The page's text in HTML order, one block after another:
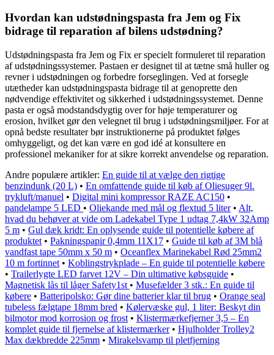
Hvordan kan udstødningspasta fra Jem og Fix
bidrage til reparation af bilens udstødning?
Udstødningspasta fra Jem og Fix er specielt formuleret til reparation
af udstødningssystemer. Pastaen er designet til at tætne små huller og
revner i udstødningen og forbedre forseglingen. Ved at forsegle
utætheder kan udstødningspasta bidrage til at genoprette den
nødvendige effektivitet og sikkerhed i udstødningssystemet. Denne
pasta er også modstandsdygtig over for høje temperaturer og
erosion, hvilket gør den velegnet til brug i udstødningsmiljøer. For at
opnå bedste resultater bør instruktionerne på produktet følges
omhyggeligt, og det kan være en god idé at konsultere en
professionel mekaniker for at sikre korrekt anvendelse og reparation.
Andre populære artikler: En guide til at vælge den rigtige
benzindunk (20 L) • En omfattende guide til køb af Oliesuger 9l.
trykluft/manuel • Digital mini kompressor RAZE AC150 •
pandelampe 5 LED • Oliekande med mål og flextud 5 liter• Alt,
hvad du behøver at vide om Ladekabel Type 1 udtag 7,4kW 32Amp
5 m • Gul dæk kridt: En oplysende guide til potentielle købere af
produktet • Pakningspapir 0,4mm 11X17 • Guide til køb af 3M blå
vandfast tape 50mm x 50 m • Oceanflex Marinekabel Rød 25mm2
10 m fortinnet • Koblingstrykplade – En guide til potentielle købere
• Trailerlygte LED farvet 12V – Din ultimative købsguide •
Magnetisk lås til låger Safety1st • Musefælder 3 stk.: En guide til
købere • Batteripolsko: Gør dine batterier klar til brug • Orange seal
tubeless fælgtape 18mm bred • Kølervæske gul, 1 liter: Beskyt din
bilmotor mod korrosion og frost • Klistermærkefjerner 3,5 – En
komplet guide til fjernelse af klistermærker• Hjulholder Trolley2
Max dækbredde 225mm • Mirakelsvamp til pletfjerning